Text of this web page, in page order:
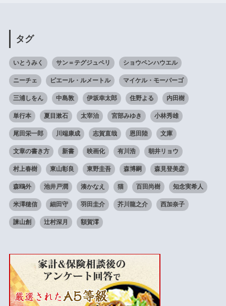
タグ
いとうみく サン＝テグジュペリ ショウペンハウエル
ニーチェ ピエール・ルメートル マイケル・モーパーゴ
三浦しをん 中島敦 伊坂幸太郎 住野よる 内田樹
単行本 夏目漱石 太宰治 宮部みゆき 小林秀雄
尾田栄一郎 川端康成 志賀直哉 恩田陸 文庫
文章の書き方 新書 映画化 有川浩 朝井リョウ
村上春樹 東山彰良 東野圭吾 森博嗣 森見登美彦
森鴎外 池井戸潤 湊かなえ 猫 百田尚樹 知念実希人
米澤穂信 細田守 羽田圭介 芥川龍之介 西加奈子
諫山創 辻村深月 額賀澪